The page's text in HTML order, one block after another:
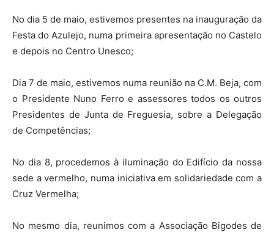
No dia 5 de maio, estivemos presentes na inauguração da
Festa do Azulejo, numa primeira apresentação no Castelo
e depois no Centro Unesco;
Dia 7 de maio, estivemos numa reunião na C.M. Beja, com
o Presidente Nuno Ferro e assessores todos os outros
Presidentes de Junta de Freguesia, sobre a Delegação
de Competências;
No dia 8, procedemos à iluminação do Edifício da nossa
sede a vermelho, numa iniciativa em solidariedade com a
Cruz Vermelha;
No mesmo dia, reunimos com a Associação Bigodes de